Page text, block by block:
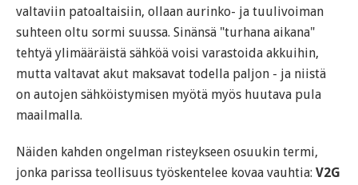
valtaviin patoaltaisiin, ollaan aurinko- ja tuulivoiman
suhteen oltu sormi suussa. Sinänsä "turhana aikana"
tehtyä ylimääräistä sähköä voisi varastoida akkuihin,
mutta valtavat akut maksavat todella paljon - ja niistä
on autojen sähköistymisen myötä myös huutava pula
maailmalla.
Näiden kahden ongelman risteykseen osuukin termi,
jonka parissa teollisuus työskentelee kovaa vauhtia: V2G